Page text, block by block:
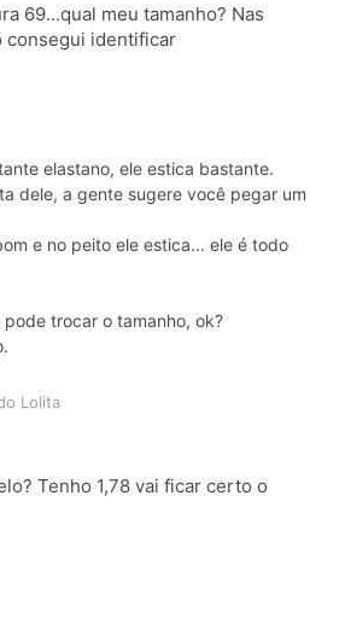
69...qual meu tamanho? Nas
consegui identificar
elastano, ele estica bastante.
dele, a gente sugere você pegar um
e no peito ele estica... ele é todo
trocar o tamanho, ok?
Lolita
Tenho 1,78 vai ficar certo o